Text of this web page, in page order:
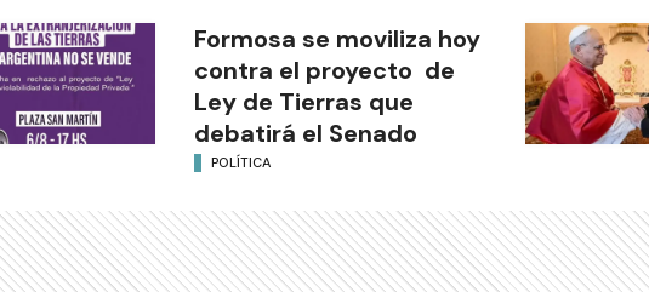
Formosa se moviliza hoy
contra el proyecto de
Ley de Tierras que
debatirá el Senado
POLÍTICA